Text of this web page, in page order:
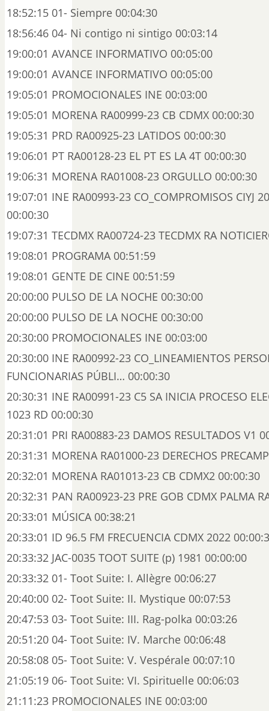
18:52:15 01- Siempre 00:04:30
18:56:46 04- Ni contigo ni sintigo 00:03:14
19:00:01 AVANCE INFORMATIVO 00:05:00
19:00:01 AVANCE INFORMATIVO 00:05:00
19:05:01 PROMOCIONALES INE 00:03:00
19:05:01 MORENA RA00999-23 CB CDMX 00:00:30
19:05:31 PRD RA00925-23 LATIDOS 00:00:30
19:06:01 PT RA00128-23 EL PT ES LA 4T 00:00:30
19:06:31 MORENA RA01008-23 ORGULLO 00:00:30
19:07:01 INE RA00993-23 CO_COMPROMISOS CIYJ
00:00:30
19:07:31 TECDMX RA00724-23 TECDMX RA
19:08:01 PROGRAMA 00:51:59
19:08:01 GENTE DE CINE 00:51:59
20:00:00 PULSO DE LA NOCHE 00:30:00
20:00:00 PULSO DE LA NOCHE 00:30:00
20:30:00 PROMOCIONALES INE 00:03:00
20:30:00 INE RA00992-23 CO_LINEAMIENTOS
FUNCIONARIAS PÚBLI… 00:00:30
20:30:31 INE RA00991-23 C5 SA INICIA PROCESO
1023 RD 00:00:30
20:31:01 PRI RA00883-23 DAMOS RESULTADOS V1
20:31:31 MORENA RA01000-23 DERECHOS
20:32:01 MORENA RA01013-23 CB CDMX2 00:00:30
20:32:31 PAN RA00923-23 PRE GOB CDMX PALMA
20:33:01 MÚSICA 00:38:21
20:33:01 ID 96.5 FM FRECUENCIA CDMX 2022
20:33:32 JAC-0035 TOOT SUITE (p) 1981 00:00:00
20:33:32 01- Toot Suite: I. Allègre 00:06:27
20:40:00 02- Toot Suite: II. Mystique 00:07:53
20:47:53 03- Toot Suite: III. Rag-polka 00:03:26
20:51:20 04- Toot Suite: IV. Marche 00:06:48
20:58:08 05- Toot Suite: V. Vespérale 00:07:10
21:05:19 06- Toot Suite: VI. Spirituelle 00:06:03
21:11:23 PROMOCIONALES INE 00:03:00